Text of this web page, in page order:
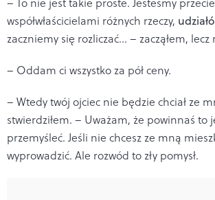
współwłaścicielami różnych rzeczy,
zaczniemy się rozliczać... – zacząłem, lecz
– Oddam ci wszystko za pół ceny.
– Wtedy twój ojciec nie będzie chciał ze
stwierdziłem. – Uważam, że powinnaś to
przemyśleć. Jeśli nie chcesz ze mną
wyprowadzić. Ale rozwód to zły pomysł.